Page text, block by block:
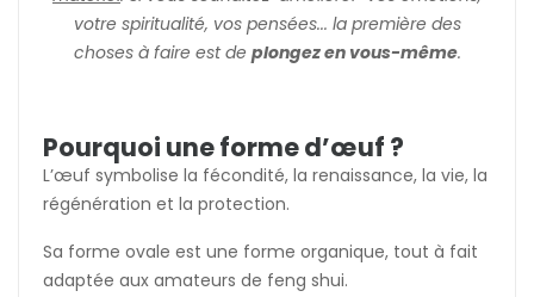
votre spiritualité, vos pensées... la première des
choses à faire est de plongez en vous-même.
Pourquoi une forme d’œuf ?
L’œuf symbolise la fécondité, la renaissance, la vie, la
régénération et la protection.
Sa forme ovale est une forme organique, tout à fait
adaptée aux amateurs de feng shui.